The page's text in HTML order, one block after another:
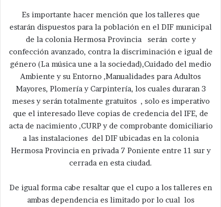
Es importante hacer mención que los talleres que
estarán dispuestos para la población en el DIF municipal
de la colonia Hermosa Provincia serán corte y
confección avanzado, contra la discriminación e igual de
género (La música une a la sociedad),Cuidado del medio
Ambiente y su Entorno ,Manualidades para Adultos
Mayores, Plomería y Carpintería, los cuales duraran 3
meses y serán totalmente gratuitos , solo es imperativo
que el interesado lleve copias de credencia del IFE, de
acta de nacimiento ,CURP y de comprobante domiciliario
a las instalaciones del DIF ubicadas en la colonia
Hermosa Provincia en privada 7 Poniente entre 11 sur y
cerrada en esta ciudad.
De igual forma cabe resaltar que el cupo a los talleres en
ambas dependencia es limitado por lo cual los